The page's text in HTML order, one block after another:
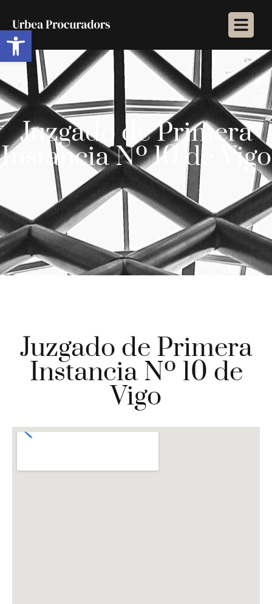
Abrir barra de herramientas
Juzgado de Primera
Instancia Nº 10 de Vigo
Juzgado de Primera
Instancia Nº 10 de
Vigo